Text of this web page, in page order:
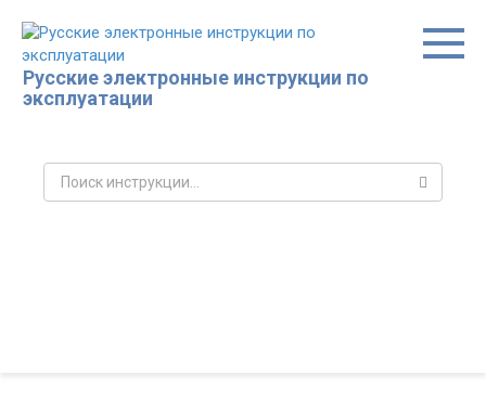
контенту
Русские электронные инструкции по
эксплуатации
Поиск: